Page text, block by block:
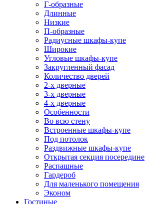
Г-образные
Длинные
Низкие
П-образные
Радиусные шкафы-купе
Широкие
Угловые шкафы-купе
Закругленный фасад
Количество дверей
2-х дверные
3-х дверные
4-х дверные
Особенности
Во всю стену
Встроенные шкафы-купе
Под потолок
Раздвижные шкафы-купе
Открытая секция посередине
Распашные
Гардероб
Для маленького помещения
Эконом
Гостиные